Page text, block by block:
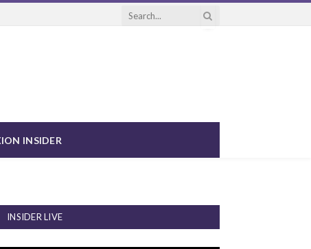
INSIDER
INSIDER LIVE